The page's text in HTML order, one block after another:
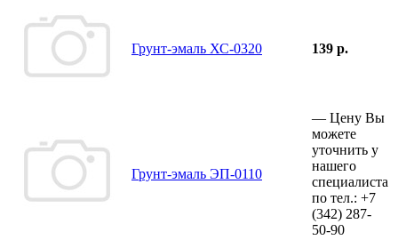
Грунт-эмаль ХС-0320 139 р.
Грунт-эмаль ЭП-0110
— Цену Вы
можете
уточнить у
нашего
специалиста
по тел.: +7
(342) 287-
50-90